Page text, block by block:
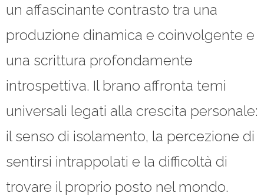
un affascinante contrasto tra una
produzione dinamica e coinvolgente e
una scrittura profondamente
introspettiva. Il brano affronta temi
universali legati alla crescita personale:
il senso di isolamento, la percezione di
sentirsi intrappolati e la difficoltà di
trovare il proprio posto nel mondo.